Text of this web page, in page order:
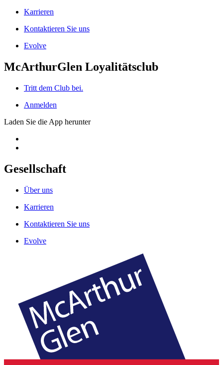
Karrieren
Kontaktieren Sie uns
Evolve
McArthurGlen Loyalitätsclub
Tritt dem Club bei.
Anmelden
Laden Sie die App herunter
Gesellschaft
Über uns
Karrieren
Kontaktieren Sie uns
Evolve